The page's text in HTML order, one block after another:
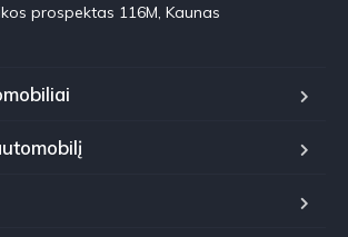
prospektas 116M, Kaunas